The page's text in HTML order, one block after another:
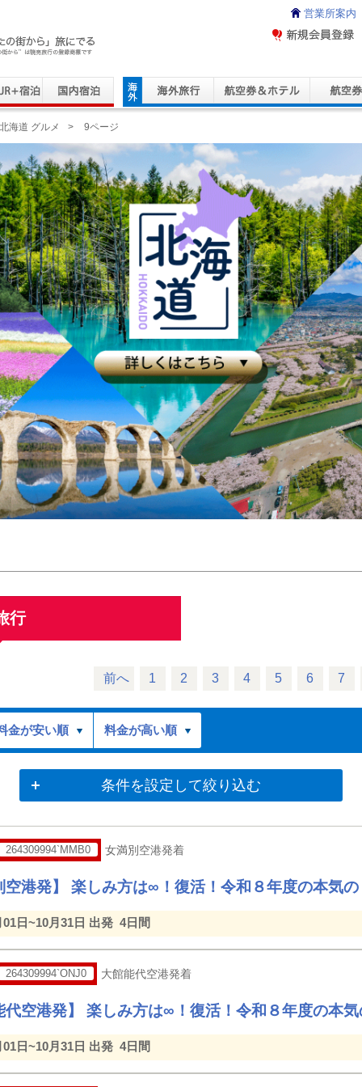
Travel Service
営業所案内
北海道 グルメ > 9ページ
行
前へ 1 2 3 4 5 6 7
金が安い順 料金が高い順
条件を設定して絞り込む
264309994`MMB0 女満別空港発着
空港発】 楽しみ方は∞！復活！令和８年度の本気
01日~10月31日 出発 4日間
264309994`ONJ0 大館能代空港発着
代空港発】 楽しみ方は∞！復活！令和８年度の本
01日~10月31日 出発 4日間